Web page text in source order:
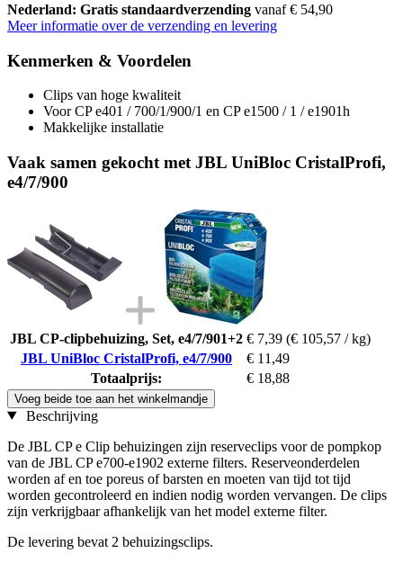
Nederland: Gratis standaardverzending vanaf € 54,90
Meer informatie over de verzending en levering
Kenmerken & Voordelen
Clips van hoge kwaliteit
Voor CP e401 / 700/1/900/1 en CP e1500 / 1 / e1901h
Makkelijke installatie
Vaak samen gekocht met JBL UniBloc CristalProfi,
e4/7/900
JBL CP-clipbehuizing, Set, e4/7/901+2 € 7,39 (€ 105,57 / kg)
JBL UniBloc CristalProfi, e4/7/900
€ 11,49
Totaalprijs:
€ 18,88
Voeg beide toe aan het winkelmandje
Beschrijving
De JBL CP e Clip behuizingen zijn reserveclips voor de pompkop
van de JBL CP e700-e1902 externe filters. Reserveonderdelen
worden af en toe poreus of barsten en moeten van tijd tot tijd
worden gecontroleerd en indien nodig worden vervangen. De clips
zijn verkrijgbaar afhankelijk van het model externe filter.
De levering bevat 2 behuizingsclips.